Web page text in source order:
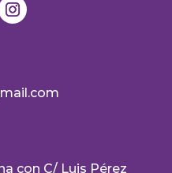
con C/ Luis Pérez